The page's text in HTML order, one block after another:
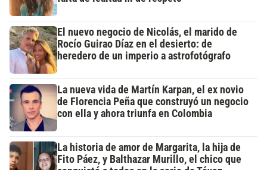
El nuevo negocio de Nicolás, el marido de
Rocío Guirao Díaz en el desierto: de
heredero de un imperio a astrofotógrafo
La nueva vida de Martín Karpan, el ex novio
de Florencia Peña que construyó un negocio
con ella y ahora triunfa en Colombia
La historia de amor de Margarita, la hija de
Fito Páez, y Balthazar Murillo, el chico que